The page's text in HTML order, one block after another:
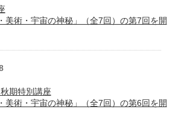
学園セミナーハウス公開講座のお知らせ
美術・宇宙の神秘」（全7回）の第7回を開
期特別講座
美術・宇宙の神秘」（全7回）の第6回を開